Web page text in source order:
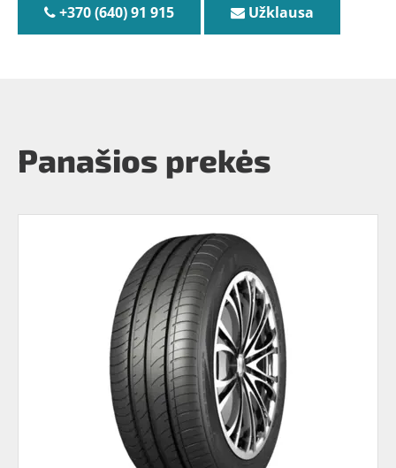
+370 (640) 91 915 Užklausa
Panašios prekės